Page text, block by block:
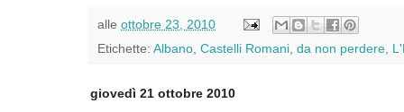
alle ottobre 23, 2010
Etichette: Albano Castelli Romani da non perdere
giovedì 21 ottobre 2010